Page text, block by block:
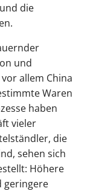
die
und
allem China
Waren
haben
vieler
die
sehen sich
Höhere
geringere